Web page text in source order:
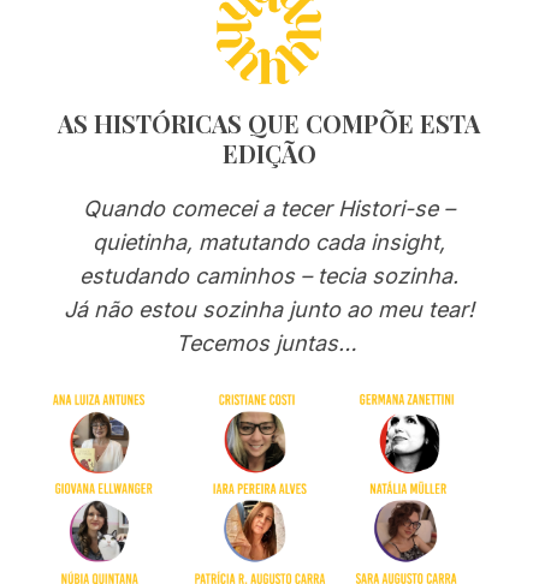
AS HISTÓRICAS QUE COMPÕE ESTA
EDIÇÃO
Quando comecei a tecer Histori-se –
quietinha, matutando cada insight,
estudando caminhos – tecia sozinha.
Já não estou sozinha junto ao meu tear!
Tecemos juntas…
S
e
a
r
c
h
f